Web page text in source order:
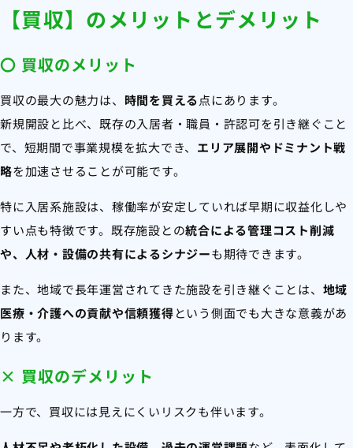
【買収】のメリットとデメリット
〇 買収のメリット
買収の最大の魅力は、 時間を買える点にあります。
新規開設と比べ、既存の入居者・職員・許認可を引き継ぐこと
で、短期間で事業規模を拡大でき、 エリア展開やドミナント戦
略を加速させることが可能です。
特に入居系施設は、稼働率が安定していれば早期に収益化しや
すい点も特徴です。既存施設との統合による管理コスト削減
や、人材・設備の共有によるシナジーも期待できます。
また、地域で長年運営されてきた施設を引き継ぐことは、 地域
医療・介護への貢献や信頼獲得という側面でも大きな意義があ
ります。
× 買収のデメリット
一方で、買収には見えにくいリスクも伴います。